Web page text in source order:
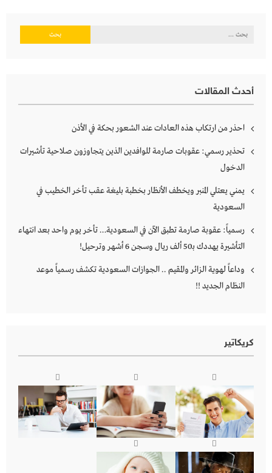
البحث
أحدث المقالات
احذر من ارتكاب هذه العادات عند الشعور بحكة في الأذن
تحذير رسمي: عقوبات صارمة للوافدين الذين يتجاوزون صلاحية تأشيرات
الدخول
يمني يعتلي المنبر ويخطف الأنظار بخطبة بليغة عقب تأخر الخطيب في
السعودية
رسمياً: عقوبة صارمة تطبق الآن في السعودية… تأخر يوم واحد بعد انتهاء
التأشيرة يهددك بـ50 ألف ريال وسجن 6 أشهر وترحيل!
وداعاً لهوية الزائر والمقيم .. الجوازات السعودية تكشف رسمياً موعد
النظام الجديد !!
كريكاتير